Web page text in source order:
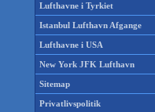
Lufthavne i Tyrkiet
Istanbul Lufthavn Afgange
Lufthavne i USA
New York JFK Lufthavn
Sitemap
Privatlivspolitik